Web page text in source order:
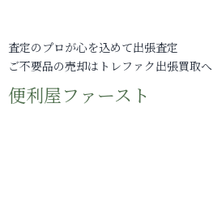
査定のプロが心を込めて出張査定
ご不要品の売却はトレファク出張買取へ
便利屋ファースト